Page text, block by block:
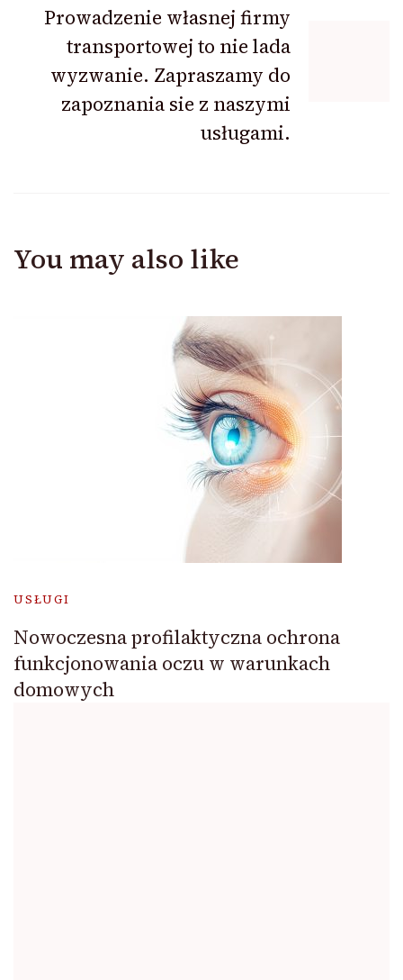
Prowadzenie własnej firmy
transportowej to nie lada
wyzwanie. Zapraszamy do
zapoznania sie z naszymi
usługami.
You may also like
USŁUGI
Nowoczesna profilaktyczna ochrona
funkcjonowania oczu w warunkach
domowych